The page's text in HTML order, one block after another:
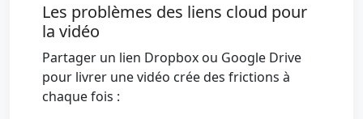
Les problèmes des liens cloud pour
la vidéo
Partager un lien Dropbox ou Google Drive
pour livrer une vidéo crée des frictions à
chaque fois :